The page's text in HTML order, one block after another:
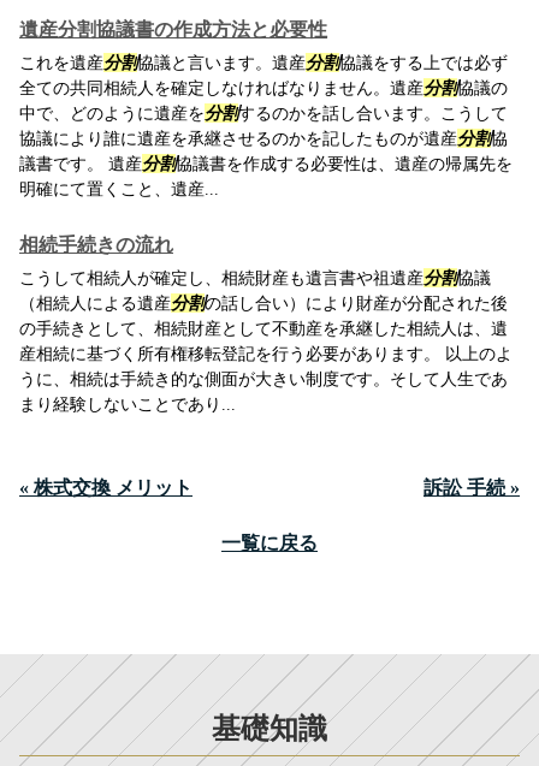
遺産分割協議書の作成方法と必要性
これを遺産分割協議と言います。遺産分割協議をする上では必ず
全ての共同相続人を確定しなければなりません。遺産分割協議の
中で、どのように遺産を分割するのかを話し合います。こうして
協議により誰に遺産を承継させるのかを記したものが遺産分割協
議書です。 遺産分割協議書を作成する必要性は、遺産の帰属先を
明確にて置くこと、遺産...
相続手続きの流れ
こうして相続人が確定し、相続財産も遺言書や祖遺産分割協議
（相続人による遺産分割の話し合い）により財産が分配された後
の手続きとして、相続財産として不動産を承継した相続人は、遺
産相続に基づく所有権移転登記を行う必要があります。 以上のよ
うに、相続は手続き的な側面が大きい制度です。そして人生であ
まり経験しないことであり...
« 株式交換 メリット 訴訟 手続 »
一覧に戻る
基礎知識